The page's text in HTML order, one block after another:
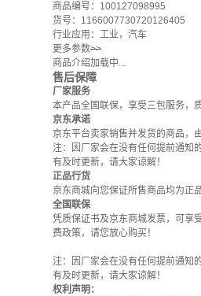
商品编号：100127098995
货号：1166007730720126405
行业应用：工业，汽车
更多参数>>
商品介绍加载中...
售后保障
厂家服务
本产品全国联保，享受三包服务，
京东承诺
京东平台卖家销售并发货的商品，
注：因厂家会在没有任何提前通知
有及时更新，请大家谅解！
正品行货
京东商城向您保证所售商品均为正
全国联保
凭质保证书及京东商城发票，可享
费政策，请您放心购买！
注：因厂家会在没有任何提前通知
有及时更新，请大家谅解！
权利声明：